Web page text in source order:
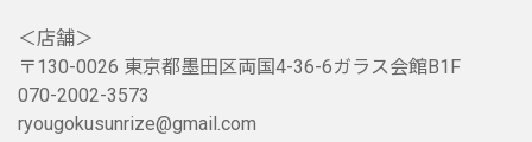
＜店舗＞
〒130-0026 東京都墨田区両国4-36-6ガラス会館B1F
070-2002-3573
ryougokusunrize@gmail.com